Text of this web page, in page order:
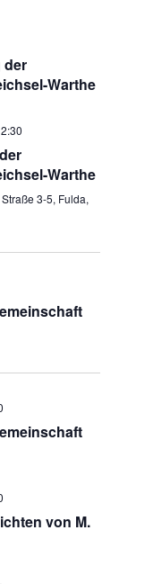
der
Warthe
Warthe
3-5, Fulda,
von M.